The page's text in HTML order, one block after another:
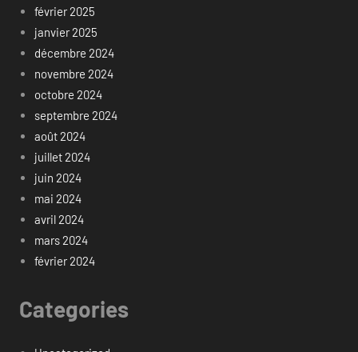
février 2025
janvier 2025
décembre 2024
novembre 2024
octobre 2024
septembre 2024
août 2024
juillet 2024
juin 2024
mai 2024
avril 2024
mars 2024
février 2024
Categories